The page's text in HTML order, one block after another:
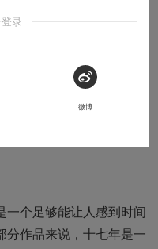
一个足够能让人感到时间
分作品来说，十七年是一
录
微博